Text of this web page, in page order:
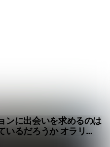
ンに出会いを求めるのは
いるだろうか オラリ
ーリーズ